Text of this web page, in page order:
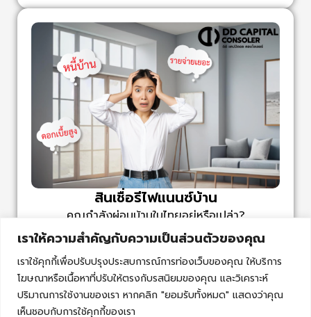
เราให้ความสำคัญกับความเป็นส่วนตัวของคุณ
เราใช้คุกกี้เพื่อปรับปรุงประสบการณ์การท่องเว็บของคุณ ให้บริการ
โฆษณาหรือเนื้อหาที่ปรับให้ตรงกับรสนิยมของคุณ และวิเคราะห์
ปริมาณการใช้งานของเรา หากคลิก "ยอมรับทั้งหมด" แสดงว่าคุณ
เห็นชอบกับการใช้คุกกี้ของเรา
สินเชื่อรีไฟแนนซ์บ้าน
คุณกำลังผ่อนบ้านในไทยอยู่หรือเปล่า?
กำลังมองหาวิธีลดภาระดอกเบี้ย
DD Capital Consoler ขอเสนอทางออกที่ใช่ เบา
สบายสำหรับคุณ กับ สินเชื่อรีไฟแนนซ์บ้านสำหรับคน
ไทยในต่างประเทศ